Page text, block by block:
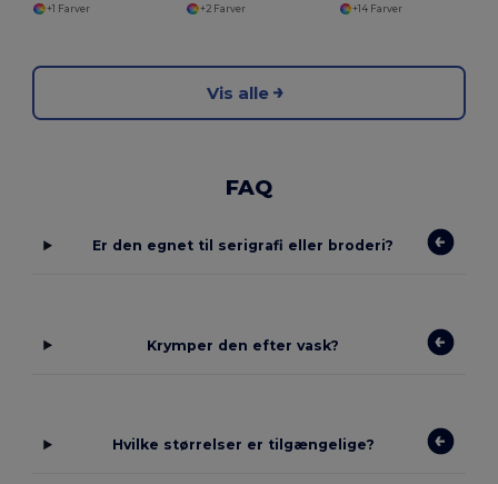
+1 Farver
+2 Farver
+14 Farver
Vis alle
FAQ
Er den egnet til serigrafi eller broderi?
Krymper den efter vask?
Hvilke størrelser er tilgængelige?